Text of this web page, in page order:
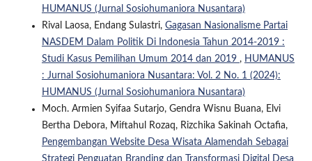
HUMANUS (Jurnal Sosiohumaniora Nusantara)
Rival Laosa, Endang Sulastri, Gagasan Nasionalisme Partai
NASDEM Dalam Politik Di Indonesia Tahun 2014-2019 :
Studi Kasus Pemilihan Umum 2014 dan 2019 , HUMANUS
: Jurnal Sosiohumaniora Nusantara: Vol. 2 No. 1 (2024):
HUMANUS (Jurnal Sosiohumaniora Nusantara)
Moch. Armien Syifaa Sutarjo, Gendra Wisnu Buana, Elvi
Bertha Debora, Miftahul Rozaq, Rizchika Sakinah Octafia,
Pengembangan Website Desa Wisata Alamendah Sebagai
Strategi Penguatan Branding dan Transformasi Digital Desa